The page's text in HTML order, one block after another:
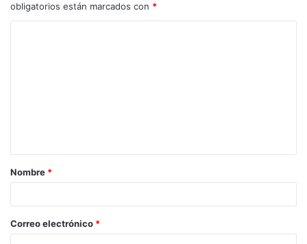
obligatorios están marcados con *
Nombre *
Correo electrónico *